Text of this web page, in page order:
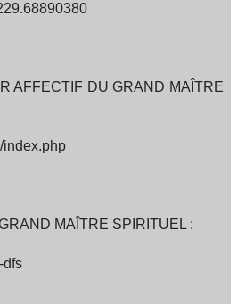
AFFECTIF DU GRAND MAÎTRE
index.php
MAÎTRE SPIRITUEL :
dfs